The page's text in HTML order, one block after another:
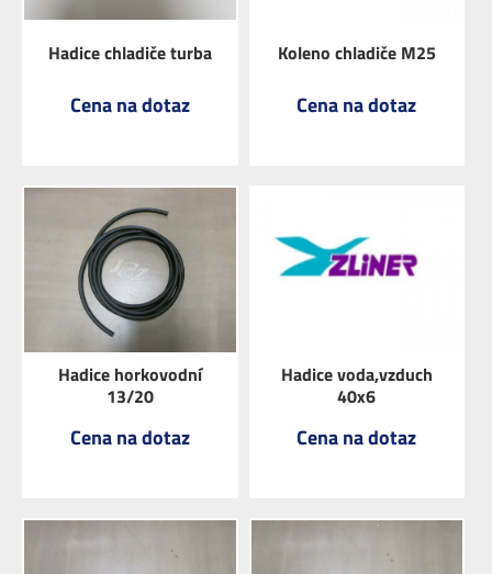
Hadice chladiče turba
Cena na dotaz
ZOBRAZIT
Koleno chladiče M25
Cena na dotaz
Hadice horkovodní
13/20
Cena na dotaz
Hadice voda,vzduch
40x6
Cena na dotaz
ZOBRAZIT